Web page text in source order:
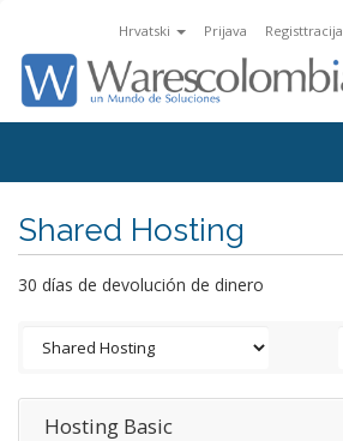
Hrvatski Prijava Registtracija
Shared Hosting
30 días de devolución de dinero
Hosting Basic